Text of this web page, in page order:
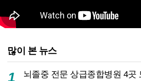
많이 본 뉴스
1
뇌졸중 전문 상급종합병원 4